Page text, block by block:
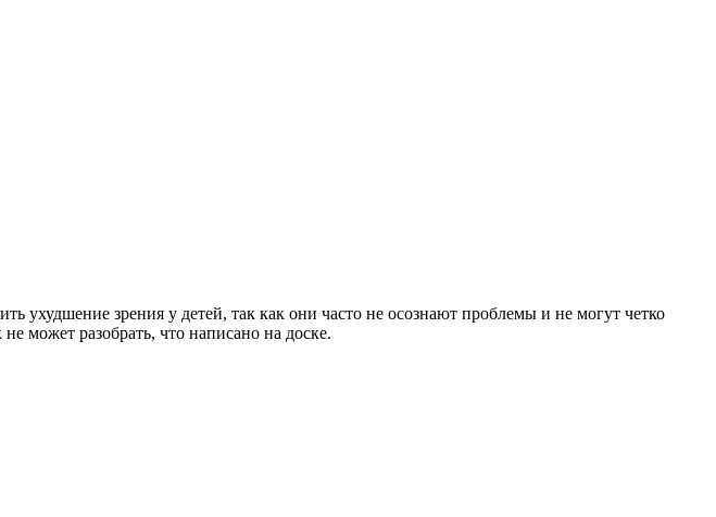
ухудшение зрения у детей, так как они часто не осознают проблемы и не могут четко
может разобрать, что написано на доске.